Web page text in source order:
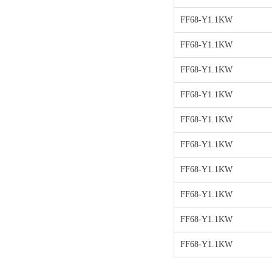
FF68-Y1.1KW
FF68-Y1.1KW
FF68-Y1.1KW
FF68-Y1.1KW
FF68-Y1.1KW
FF68-Y1.1KW
FF68-Y1.1KW
FF68-Y1.1KW
FF68-Y1.1KW
FF68-Y1.1KW